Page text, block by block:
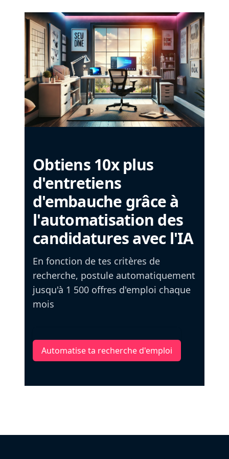
Obtiens 10x plus
d'entretiens
d'embauche grâce à
l'automatisation des
candidatures avec l'IA
En fonction de tes critères de
recherche, postule automatiquement
jusqu'à 1 500 offres d'emploi chaque
mois
Automatise ta recherche d'emploi